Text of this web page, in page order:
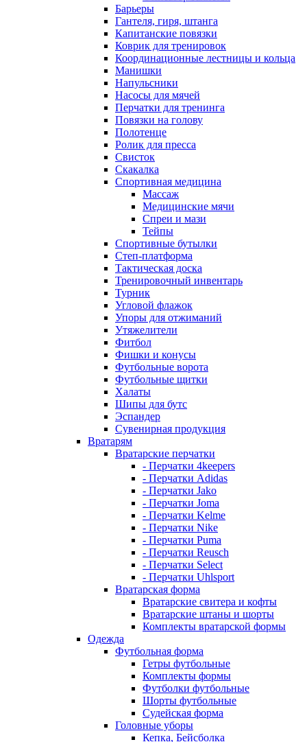
Барьеры
Гантеля, гиря, штанга
Капитанские повязки
Коврик для тренировок
Координационные лестницы и кольца
Манишки
Напульсники
Насосы для мячей
Перчатки для тренинга
Повязки на голову
Полотенце
Ролик для пресса
Свисток
Скакалка
Спортивная медицина
Массаж
Медицинские мячи
Спреи и мази
Тейпы
Спортивные бутылки
Степ-платформа
Тактическая доска
Тренировочный инвентарь
Турник
Угловой флажок
Упоры для отжиманий
Утяжелители
Фитбол
Фишки и конусы
Футбольные ворота
Футбольные щитки
Халаты
Шипы для бутс
Эспандер
Сувенирная продукция
Вратарям
Вратарские перчатки
- Перчатки 4keepers
- Перчатки Adidas
- Перчатки Jako
- Перчатки Joma
- Перчатки Kelme
- Перчатки Nike
- Перчатки Puma
- Перчатки Reusch
- Перчатки Select
- Перчатки Uhlsport
Вратарская форма
Вратарские свитера и кофты
Вратарские штаны и шорты
Комплекты вратарской формы
Одежда
Футбольная форма
Гетры футбольные
Комплекты формы
Футболки футбольные
Шорты футбольные
Судейская форма
Головные уборы
Кепка, Бейсболка